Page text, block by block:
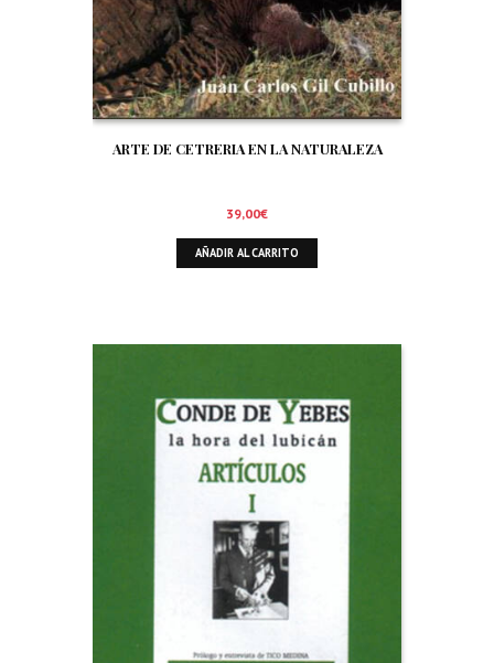
ARTE DE CETRERIA EN LA NATURALEZA
39,00€
AÑADIR AL CARRITO